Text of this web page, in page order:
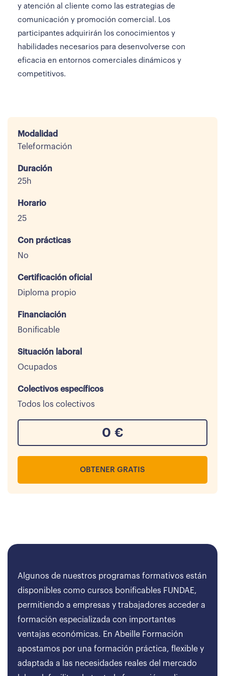
y atención al cliente como las estrategias de
comunicación y promoción comercial. Los
participantes adquirirán los conocimientos y
habilidades necesarios para desenvolverse con
eficacia en entornos comerciales dinámicos y
competitivos.
Modalidad
Teleformación
Duración
25h
Horario
25
Con prácticas
No
Certificación oficial
Diploma propio
Financiación
Bonificable
Situación laboral
Ocupados
Colectivos específicos
Todos los colectivos
0 €
OBTENER GRATIS
Algunos de nuestros programas formativos están
disponibles como cursos bonificables FUNDAE,
permitiendo a empresas y trabajadores acceder a
formación especializada con importantes
ventajas económicas. En Abeille Formación
apostamos por una formación práctica, flexible y
adaptada a las necesidades reales del mercado